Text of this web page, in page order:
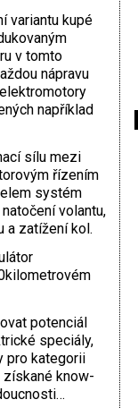
variantu kupé
v tomto
nápravu
například
sílu mezi
řízením
systém
volantu,
a zatížení kol.
potenciál
speciály,
pro kategorii
získané know-